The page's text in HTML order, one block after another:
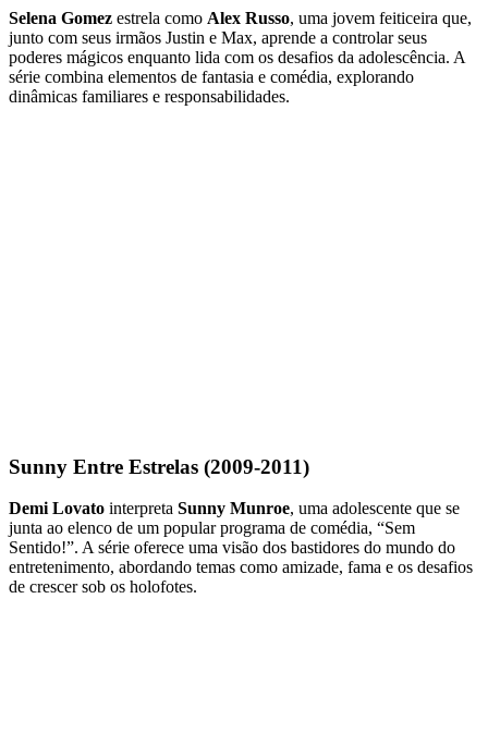
Selena Gomez estrela como Alex Russo, uma jovem feiticeira que,
junto com seus irmãos Justin e Max, aprende a controlar seus
poderes mágicos enquanto lida com os desafios da adolescência. A
série combina elementos de fantasia e comédia, explorando
dinâmicas familiares e responsabilidades.
Sunny Entre Estrelas (2009-2011)
Demi Lovato interpreta Sunny Munroe, uma adolescente que se
junta ao elenco de um popular programa de comédia, “Sem
Sentido!”. A série oferece uma visão dos bastidores do mundo do
entretenimento, abordando temas como amizade, fama e os desafios
de crescer sob os holofotes.